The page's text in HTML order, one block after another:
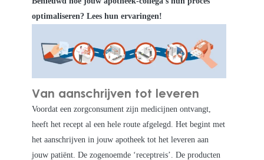
optimaliseren? Lees hun ervaringen!
Van aanschrijven tot leveren
Voordat een zorgconsument zijn medicijnen ontvangt,
heeft het recept al een hele route afgelegd. Het begint met
het aanschrijven in jouw apotheek tot het leveren aan
jouw patiënt. De zogenoemde ‘receptreis’. De producten